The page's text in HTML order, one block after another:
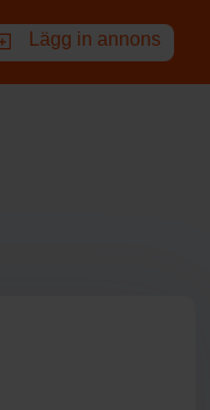
Lägg in annons